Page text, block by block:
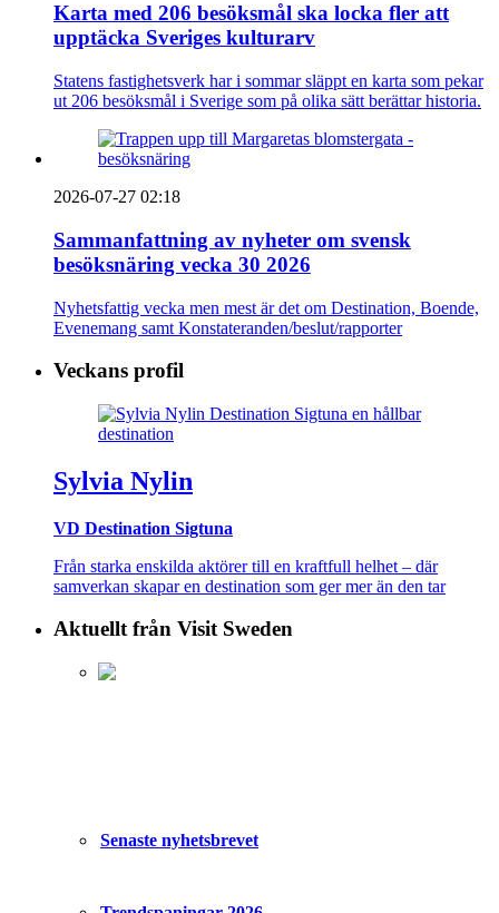
Karta med 206 besöksmål ska locka fler att
upptäcka Sveriges kulturarv
Statens fastighetsverk har i sommar släppt en karta som pekar
ut 206 besöksmål i Sverige som på olika sätt berättar historia.
2026-07-27 02:18
Sammanfattning av nyheter om svensk
besöksnäring vecka 30 2026
Nyhetsfattig vecka men mest är det om Destination, Boende,
Evenemang samt Konstateranden/beslut/rapporter
Veckans profil
Sylvia Nylin
VD Destination Sigtuna
Från starka enskilda aktörer till en kraftfull helhet – där
samverkan skapar en destination som ger mer än den tar
Aktuellt från Visit Sweden
Senaste nyhetsbrevet